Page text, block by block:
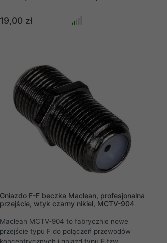
19,00 zł
Gniazdo F-F beczka Maclean, profesjonalna
przejście, wtyk czarny nikiel, MCTV-904
Maclean MCTV-904 to fabrycznie nowe
przejście typu F do połączeń przewodów